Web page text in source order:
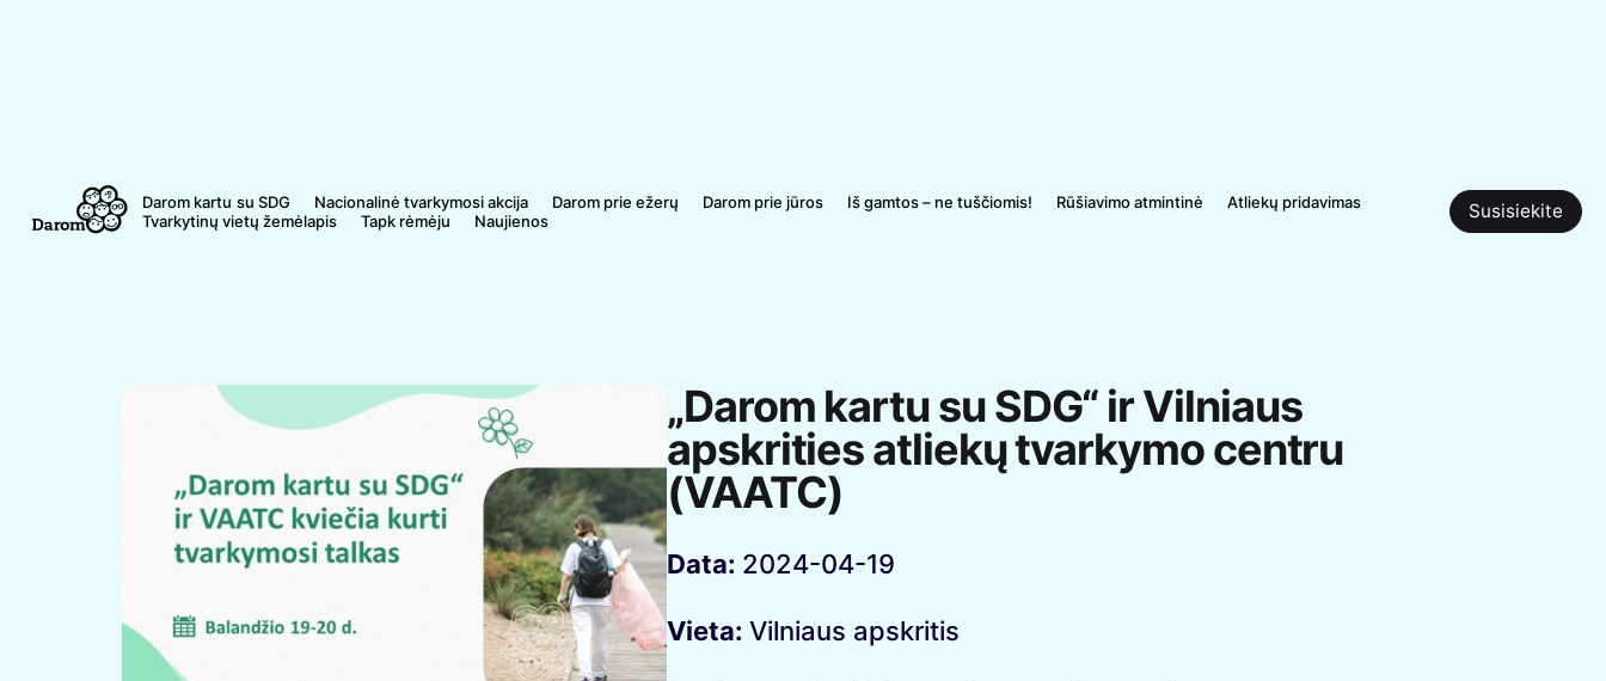
Darom kartu Nacionalinė tvarkymosi akcija Darom prie ežerų Darom prie jūros Iš gamtos – ne tuščiomis! Rūšiavimo atmintinė
Atliekų pridavimas
Tvarkytinų vietų žemėlapis
Tapk rėmėju Naujienos Susisiekite
„Darom kartu su SDG“ ir Vilniaus
apskrities atliekų tvarkymo centru
(VAATC)
Data: 2024-04-19
Vieta: Vilniaus apskritis